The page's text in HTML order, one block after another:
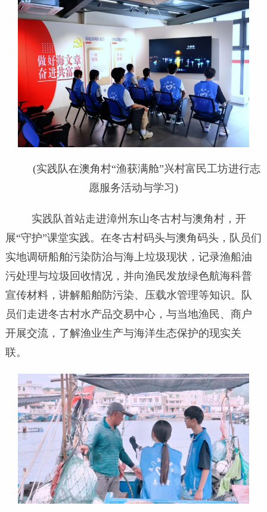
(实践队在澳角村“渔获满舱”兴村富民工坊进行志
愿服务活动与学习)
实践队首站走进漳州东山冬古村与澳角村，开
展“守护”课堂实践。在冬古村码头与澳角码头，队员们
实地调研船舶污染防治与海上垃圾现状，记录渔船油
污处理与垃圾回收情况，并向渔民发放绿色航海科普
宣传材料，讲解船舶防污染、压载水管理等知识。队
员们走进冬古村水产品交易中心，与当地渔民、商户
开展交流，了解渔业生产与海洋生态保护的现实关
联。